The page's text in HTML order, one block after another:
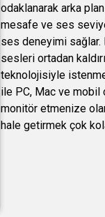
odaklanarak arka
mesafe ve ses
ses deneyimi
sesleri ortadan
teknolojisiyle
ile PC, Mac ve mobil
monitör etmenize
hale getirmek çok